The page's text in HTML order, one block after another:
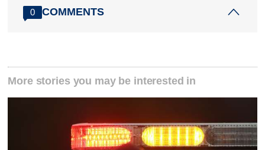
0 COMMENTS
More stories you may be interested in